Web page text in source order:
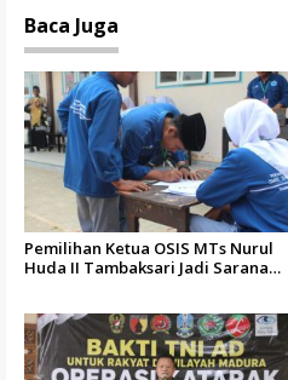
Baca Juga
Pemilihan Ketua OSIS MTs Nurul
Huda II Tambaksari Jadi Sarana